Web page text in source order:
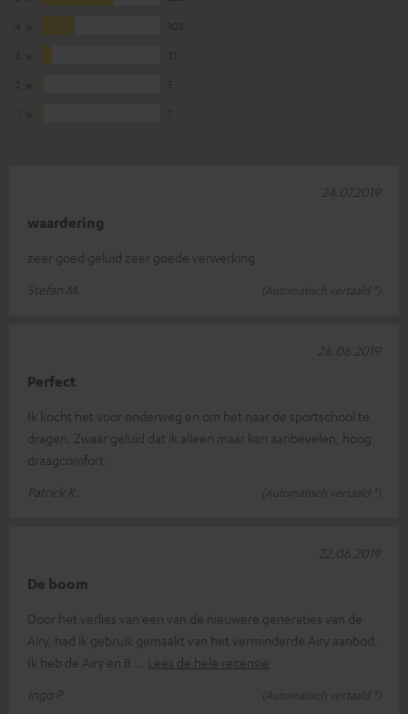
waardering
zeer goed geluid zeer goede verwerking
Stefan M.
(Automatisch vertaald *)
24.07.2019
Perfect
Ik kocht het voor onderweg en om het naar de sportschool te
dragen. Zwaar geluid dat ik alleen maar kan aanbevelen, hoog
draagcomfort.
Patrick K.
(Automatisch vertaald *)
26.06.2019
De boom
Door het verlies van een van de nieuwere generaties van de
Airy, had ik gebruik gemaakt van het verminderde Airy aanbod.
Ik heb de Airy en B
Lees de hele recensie
Ingo P.
(Automatisch vertaald *)
22.06.2019